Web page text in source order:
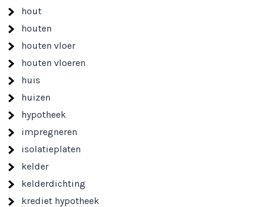
hout
houten
houten vloer
houten vloeren
huis
huizen
hypotheek
impregneren
isolatieplaten
kelder
kelderdichting
krediet hypotheek